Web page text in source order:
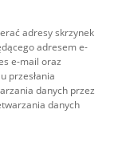
adresy skrzynek
adresem e-
e-mail oraz
przesłania
danych przez
danych